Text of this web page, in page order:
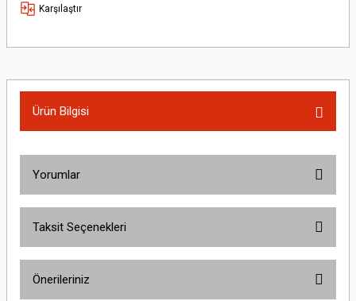
Karşılaştır
Ürün Bilgisi
Yorumlar
Taksit Seçenekleri
Önerileriniz